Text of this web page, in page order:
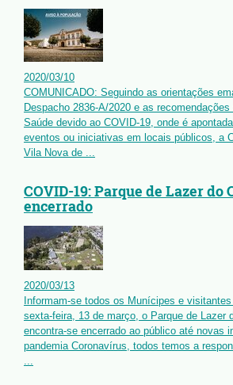
2020/03/10
COMUNICADO: Seguindo as orientações
Despacho 2836-A/2020 e as
Saúde devido ao COVID-19, onde é
eventos ou iniciativas em locais públicos, a
Vila Nova de ...
COVID-19: Parque de Lazer do
encerrado
2020/03/13
Informam-se todos os Munícipes e
sexta-feira, 13 de março, o Parque de Lazer
encontra-se encerrado ao público até novas
pandemia Coronavírus, todos temos a
...